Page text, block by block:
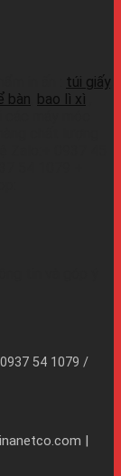
túi giấy
bàn bao lì xì
54 1079 /
|